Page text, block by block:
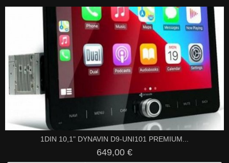
1DIN 10,1" DYNAVIN D9-UNI101 PREMIUM...
649,00 €